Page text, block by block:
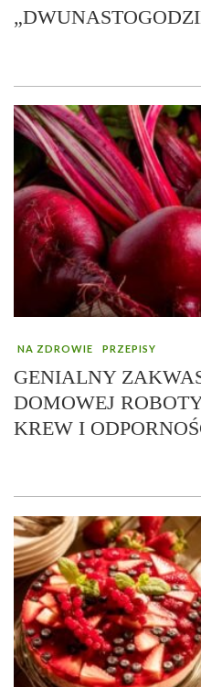
NA ZDROWIE PRZEPISY
GENIALNY
DOMOWEJ
KREW I